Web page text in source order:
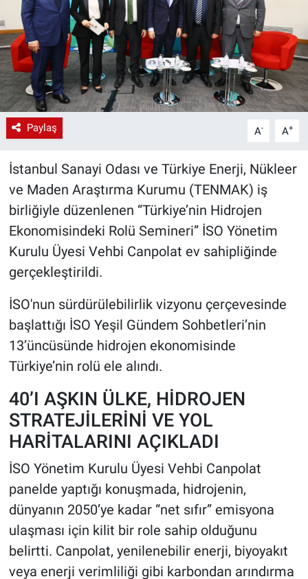
Paylaş A- A+
İstanbul Sanayi Odası ve Türkiye Enerji, Nükleer
ve Maden Araştırma Kurumu (TENMAK) iş
birliğiyle düzenlenen “Türkiye’nin Hidrojen
Ekonomisindeki Rolü Semineri” İSO Yönetim
Kurulu Üyesi Vehbi Canpolat ev sahipliğinde
gerçekleştirildi.
İSO'nun sürdürülebilirlik vizyonu çerçevesinde
başlattığı İSO Yeşil Gündem Sohbetleri’nin
13’üncüsünde hidrojen ekonomisinde
Türkiye’nin rolü ele alındı.
40’I AŞKIN ÜLKE, HİDROJEN
STRATEJİLERİNİ VE YOL
HARİTALARINI AÇIKLADI
İSO Yönetim Kurulu Üyesi Vehbi Canpolat
panelde yaptığı konuşmada, hidrojenin,
dünyanın 2050’ye kadar “net sıfır” emisyona
ulaşması için kilit bir role sahip olduğunu
belirtti. Canpolat, yenilenebilir enerji, biyoyakıt
veya enerji verimliliği gibi karbondan arındırma